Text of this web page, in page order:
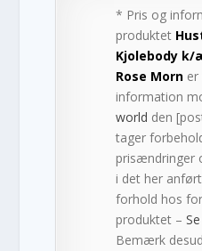
* Pris og
produktet
Kjolebody k/
Rose Morn
information
world den
tager
prisændringer
i det her
forhold hos
produktet –
Bemærk